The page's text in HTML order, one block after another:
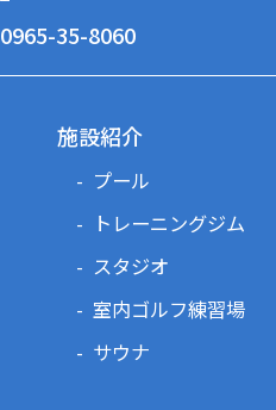
35-8060
施設紹介
プール
トレーニングジム
スタジオ
室内ゴルフ練習場
サウナ